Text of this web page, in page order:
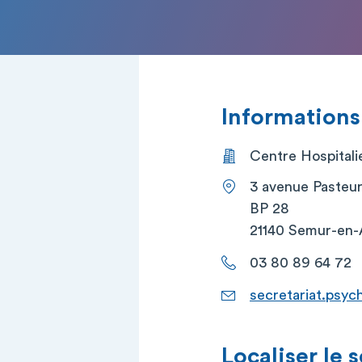
Centre
3 avenue Pasteur
BP 28
21140 Semur-
03 80 89 64 72
Localiser le